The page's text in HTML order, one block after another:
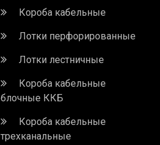
Короба кабельные
Лотки перфорированные
Лотки лестничные
Короба кабельные
блочные ККБ
Короба кабельные
трехканальные